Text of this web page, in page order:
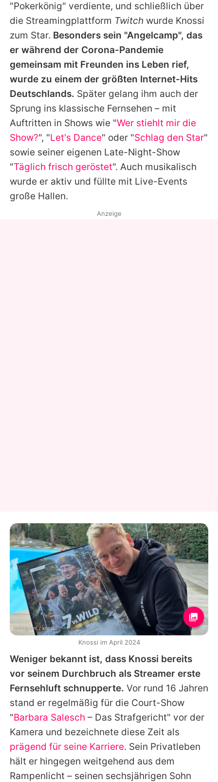
"Pokerkönig" verdiente, und schließlich über
die Streamingplattform Twitch wurde Knossi
zum Star. Besonders sein "Angelcamp", das
er während der Corona-Pandemie
gemeinsam mit Freunden ins Leben rief,
wurde zu einem der größten Internet-Hits
Deutschlands. Später gelang ihm auch der
Sprung ins klassische Fernsehen – mit
Auftritten in Shows wie "Wer stiehlt mir die
Show?", "Let's Dance" oder "Schlag den Star"
sowie seiner eigenen Late-Night-Show
"Täglich frisch geröstet". Auch musikalisch
wurde er aktiv und füllte mit Live-Events
große Hallen.
Weniger bekannt ist, dass Knossi bereits
vor seinem Durchbruch als Streamer erste
Fernsehluft schnupperte. Vor rund 16 Jahren
stand er regelmäßig für die Court-Show
"Barbara Salesch – Das Strafgericht" vor der
Kamera und bezeichnete diese Zeit als
prägend für seine Karriere. Sein Privatleben
hält er hingegen weitgehend aus dem
Rampenlicht – seinen sechsjährigen Sohn
Anzeige
Instagram / knossi
Knossi im April 2024